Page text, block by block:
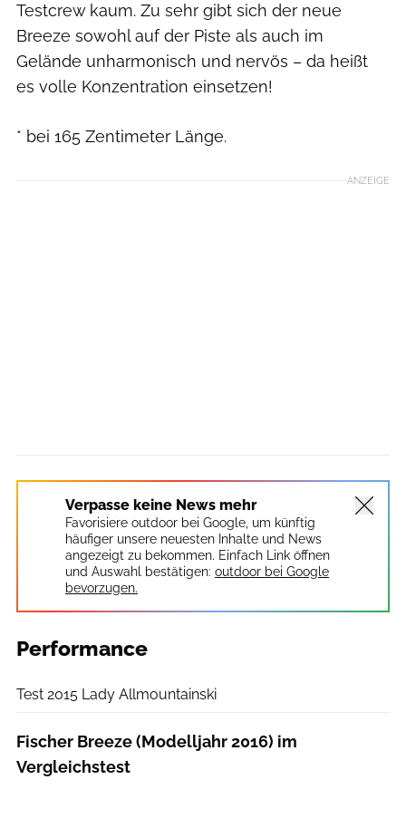
Testcrew kaum. Zu sehr gibt sich der neue
Breeze sowohl auf der Piste als auch im
Gelände unharmonisch und nervös – da heißt
es volle Konzentration einsetzen!
* bei 165 Zentimeter Länge.
ANZEIGE
Verpasse keine News mehr
Favorisiere outdoor bei Google, um künftig
häufiger unsere neuesten Inhalte und News
angezeigt zu bekommen. Einfach Link öffnen
und Auswahl bestätigen: outdoor bei Google
bevorzugen.
Performance
Test 2015 Lady Allmountainski
Fischer Breeze (Modelljahr 2016) im
Vergleichstest